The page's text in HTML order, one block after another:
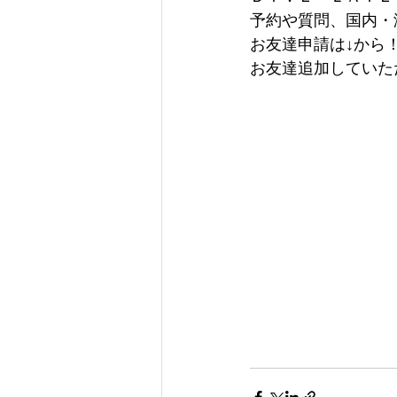
予約や質問、国内
お友達申請は↓から
お友達追加してい